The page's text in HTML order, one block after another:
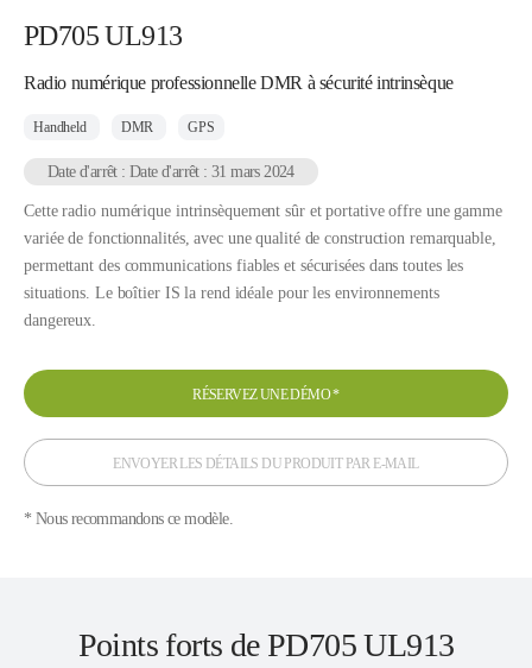
PD705 UL913
Radio numérique professionnelle DMR à sécurité intrinsèque
Handheld DMR GPS
Date d'arrêt : Date d'arrêt : 31 mars 2024
Cette radio numérique intrinsèquement sûr et portative offre une gamme
variée de fonctionnalités, avec une qualité de construction remarquable,
permettant des communications fiables et sécurisées dans toutes les
situations. Le boîtier IS la rend idéale pour les environnements
dangereux.
RÉSERVEZ UNE DÉMO*
ENVOYER LES DÉTAILS DU PRODUIT PAR E-MAIL
* Nous recommandons ce modèle.
Points forts de PD705 UL913